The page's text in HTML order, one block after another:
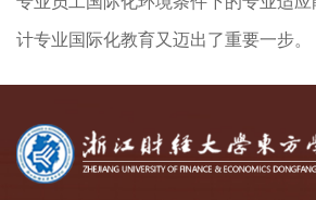
计专业国际化教育又迈出了重要一步。